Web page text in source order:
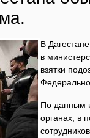
В
в
взятки
По данным
органах, в